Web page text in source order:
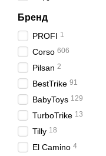
Бренд
PROFI 1
Corso 606
Pilsan 2
BestTrike 91
BabyToys 129
TurboTrike 13
Tilly 18
El Camino 4